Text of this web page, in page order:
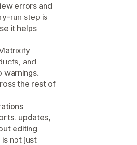
errors and
run step is
it helps
and
warnings.
the rest of
updates,
editing
not just